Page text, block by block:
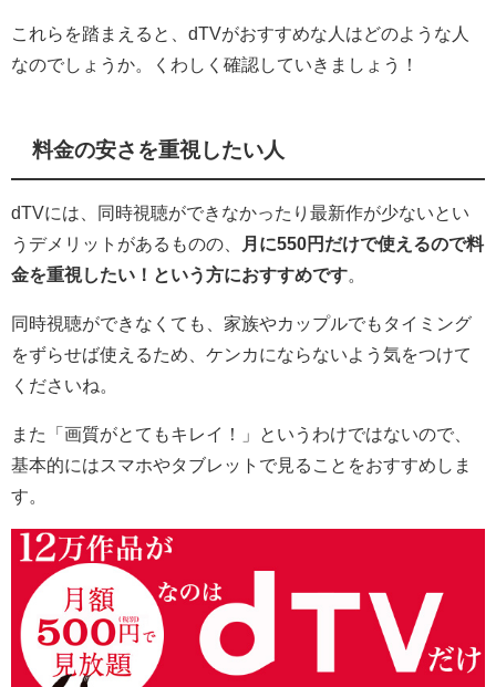
これらを踏まえると、dTVがおすすめな人はどのような人
なのでしょうか。くわしく確認していきましょう！
料金の安さを重視したい人
dTVには、同時視聴ができなかったり最新作が少ないとい
うデメリットがあるものの、
月に550円だけで使えるので料
金を重視したい！という方におすすめです
同時視聴ができなくても、家族やカップルでもタイミング
をずらせば使えるため、ケンカにならないよう気をつけて
くださいね。
また「画質がとてもキレイ！」というわけではないので、
基本的にはスマホやタブレットで見ることをおすすめしま
す。